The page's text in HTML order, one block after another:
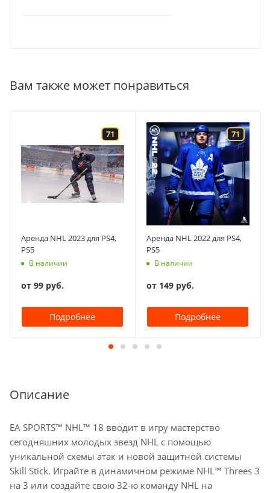
Вам также может понравиться
71
Аренда NHL 2023 для PS4,
PS5
В наличии
от 99 руб.
Подробнее
71
Аренда NHL 2022 для PS4,
PS5
В наличии
от 149 руб.
Подробнее
Описание
EA SPORTS™ NHL™ 18 вводит в игру мастерство
сегодняшних молодых звезд NHL с помощью
уникальной схемы атак и новой защитной системы
Skill Stick. Играйте в динамичном режиме NHL™ Threes 3
на 3 или создайте свою 32-ю команду NHL на